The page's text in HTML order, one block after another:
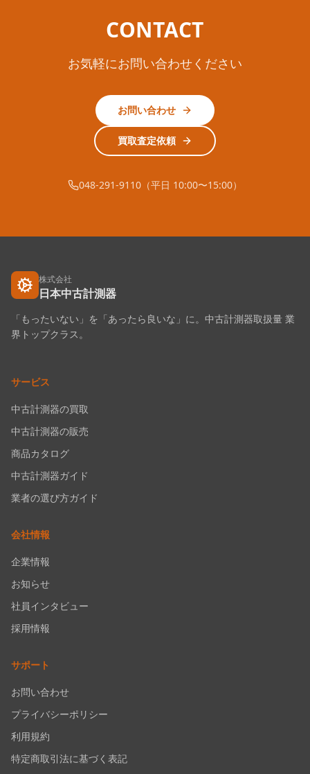
CONTACT
お気軽にお問い合わせください
お問い合わせ
買取査定依頼
048-291-9110（平日 10:00〜15:00）
株式会社
日本中古計測器
「もったいない」を「あったら良いな」に。中古計測器取扱量 業
界トップクラス。
サービス
中古計測器の買取
中古計測器の販売
商品カタログ
中古計測器ガイド
業者の選び方ガイド
会社情報
企業情報
お知らせ
社員インタビュー
採用情報
サポート
お問い合わせ
プライバシーポリシー
利用規約
特定商取引法に基づく表記